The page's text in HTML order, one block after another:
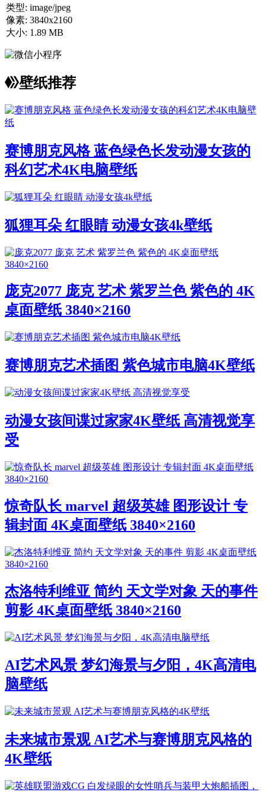
类型: image/jpeg
像素: 3840x2160
大小: 1.89 MB
壁纸推荐
赛博朋克风格 蓝色绿色长发动漫女孩的
科幻艺术4K电脑壁纸
狐狸耳朵 红眼睛 动漫女孩4k壁纸
庞克2077 庞克 艺术 紫罗兰色 紫色的 4K
桌面壁纸 3840×2160
赛博朋克艺术插图 紫色城市电脑4K壁纸
动漫女孩间谍过家家4K壁纸 高清视觉享
受
惊奇队长 marvel 超级英雄 图形设计 专
辑封面 4K桌面壁纸 3840×2160
杰洛特利维亚 简约 天文学对象 天的事件
剪影 4K桌面壁纸 3840×2160
AI艺术风景 梦幻海景与夕阳，4K高清电
脑壁纸
未来城市景观 AI艺术与赛博朋克风格的
4K壁纸